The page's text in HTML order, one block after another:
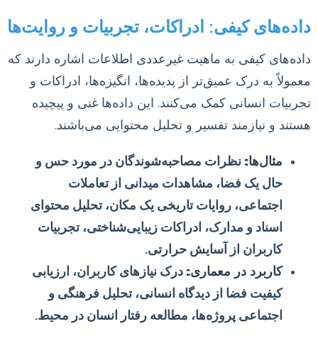
داده‌های کیفی: ادراکات، تجربیات و روایت‌ها
داده‌های کیفی به ماهیت غیرعددی اطلاعات اشاره دارند که
معمولاً به درک عمیق‌تر از پدیده‌ها، انگیزه‌ها، ادراکات و
تجربیات انسانی کمک می‌کنند. این داده‌ها غنی و پیچیده
هستند و نیازمند تفسیر و تحلیل محتوایی می‌باشند.
مثال‌ها: نظرات مصاحبه‌شوندگان در مورد حس و
حال یک فضا، مشاهدات میدانی از تعاملات
اجتماعی، روایات تاریخی یک مکان، تحلیل محتوای
اسناد و مدارک، ادراکات زیبایی‌شناختی، تجربیات
کاربران از آسایش حرارتی.
کاربرد در معماری: درک نیازهای کاربران، ارزیابی
کیفیت فضا از دیدگاه انسانی، تحلیل فرهنگی و
اجتماعی پروژه‌ها، مطالعه رفتار انسان در محیط.